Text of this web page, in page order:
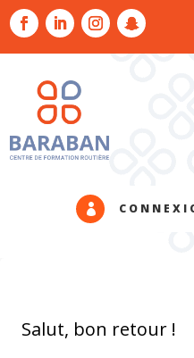

Salut, bon retour !